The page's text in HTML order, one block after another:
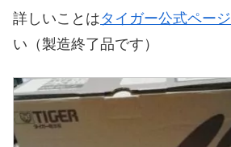
詳しいことはタイガー公式ページ
い（製造終了品です）